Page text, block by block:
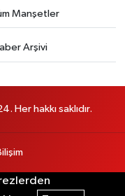
Manşetler
Arşivi
Her hakkı saklıdır.